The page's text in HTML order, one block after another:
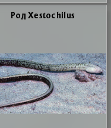
Род Xestochilus